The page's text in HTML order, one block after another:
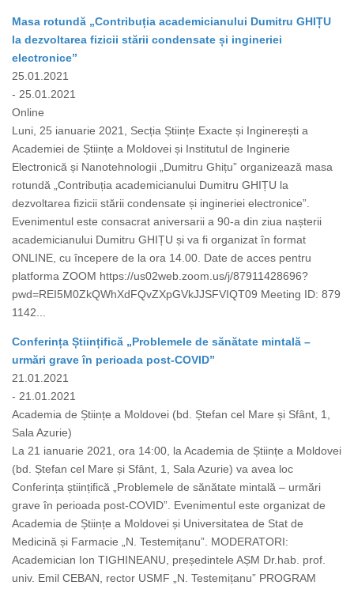
Masa rotundă „Contribuția academicianului Dumitru GHIȚU
la dezvoltarea fizicii stării condensate și ingineriei
electronice”
25.01.2021
- 25.01.2021
Online
Luni, 25 ianuarie 2021, Secția Științe Exacte și Inginerești a
Academiei de Științe a Moldovei și Institutul de Inginerie
Electronică și Nanotehnologii „Dumitru Ghițu” organizează masa
rotundă „Contribuția academicianului Dumitru GHIȚU la
dezvoltarea fizicii stării condensate și ingineriei electronice”.
Evenimentul este consacrat aniversarii a 90-a din ziua nașterii
academicianului Dumitru GHIȚU și va fi organizat în format
ONLINE, cu începere de la ora 14.00. Date de acces pentru
platforma ZOOM https://us02web.zoom.us/j/87911428696?
pwd=REI5M0ZkQWhXdFQvZXpGVkJJSFVIQT09 Meeting ID: 879
1142...
Conferința Științifică „Problemele de sănătate mintală –
urmări grave în perioada post-COVID”
21.01.2021
- 21.01.2021
Academia de Științe a Moldovei (bd. Ștefan cel Mare și Sfânt, 1,
Sala Azurie)
La 21 ianuarie 2021, ora 14:00, la Academia de Științe a Moldovei
(bd. Ștefan cel Mare și Sfânt, 1, Sala Azurie) va avea loc
Conferința științifică „Problemele de sănătate mintală – urmări
grave în perioada post-COVID”. Evenimentul este organizat de
Academia de Științe a Moldovei și Universitatea de Stat de
Medicină și Farmacie „N. Testemițanu”. MODERATORI:
Academician Ion TIGHINEANU, președintele AȘM Dr.hab. prof.
univ. Emil CEBAN, rector USMF „N. Testemițanu” PROGRAM